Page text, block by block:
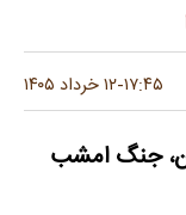
۱۷:۴۵-۱۲ خرداد ۱۴۰۵
جنگ امشب